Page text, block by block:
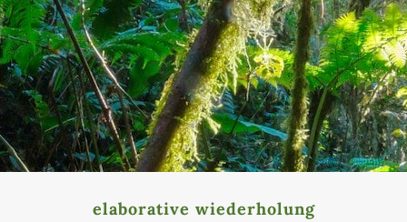
elaborative wiederholung